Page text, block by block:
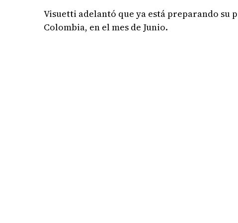
Visuetti adelantó que ya está preparando
Colombia, en el mes de Junio.